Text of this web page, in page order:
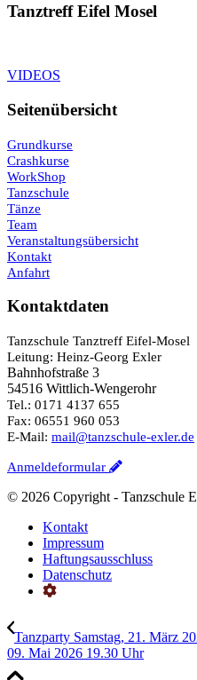
Tanztreff Eifel Mosel
VIDEOS
Seitenübersicht
Grundkurse
Crashkurse
WorkShop
Tanzschule
Tänze
Team
Veranstaltungsübersicht
Kontakt
Anfahrt
Kontaktdaten
Tanzschule Tanztreff Eifel-Mosel
Leitung: Heinz-Georg Exler
Bahnhofstraße 3
54516 Wittlich-Wengerohr
Tel.: 0171 4137 655
Fax: 06551 960 053
E-Mail: mail@tanzschule-exler.de
Anmeldeformular
© 2026 Copyright - Tanzschule
Kontakt
Impressum
Haftungsausschluss
Datenschutz
Tanzparty Samstag, 21. März
09. Mai 2026 19.30 Uhr